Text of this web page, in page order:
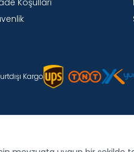
Koşulları
Kargo